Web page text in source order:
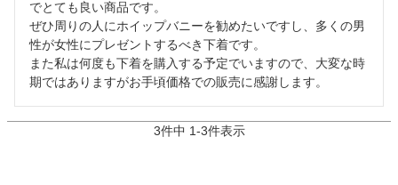
でとても良い商品です。
ぜひ周りの人にホイップバニーを勧めたいですし、多くの男
性が女性にプレゼントするべき下着です。
また私は何度も下着を購入する予定でいますので、大変な時
3件中 1-3件表示